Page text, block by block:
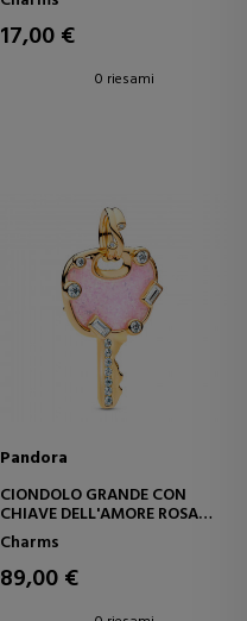
17,00 €
0 riesami
Pandora
CIONDOLO GRANDE CON
CHIAVE DELL'AMORE ROSA
OPALESCENTE 764349C01
Charms
89,00 €